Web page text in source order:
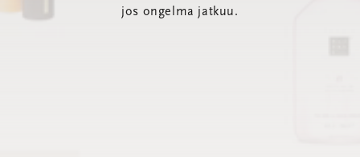
jos ongelma jatkuu.